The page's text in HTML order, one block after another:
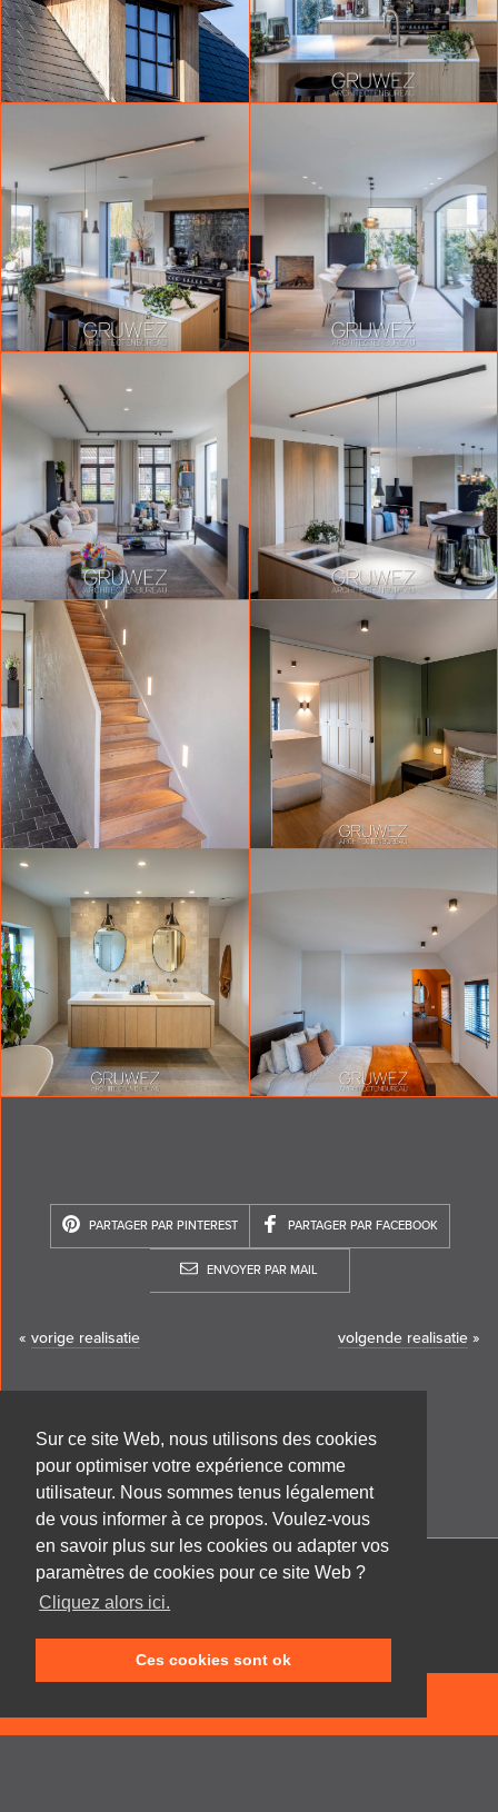
Sur ce site Web, nous utilisons des cookies
pour optimiser votre expérience comme
utilisateur. Nous sommes tenus légalement
de vous informer à ce propos. Voulez-vous
en savoir plus sur les cookies ou adapter vos
paramètres de cookies pour ce site Web ?
Cliquez alors ici.
Ces cookies sont ok
PARTAGER PAR PINTEREST PARTAGER PAR FACEBOOK
ENVOYER PAR MAIL
« vorige realisatie volgende realisatie »
Cabinet d'architecture Frank GRUWEZ bvba
9700 Oudenaarde
T +32 (0)55 45 53 63
Speldenstraat 10